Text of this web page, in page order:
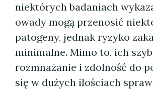
niektórych badaniach
owady mogą przenosić
patogeny, jednak ryzyko
minimalne. Mimo to, ich
rozmnażanie i zdolność do
się w dużych ilościach